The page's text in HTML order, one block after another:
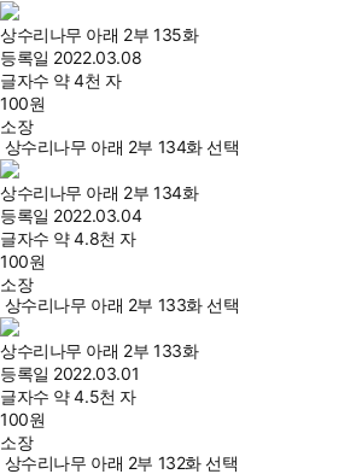
상수리나무 아래 2부 135화
등록일 2022.03.08
글자수 약 4천 자
100원
소장
상수리나무 아래 2부 134화 선택
상수리나무 아래 2부 134화
등록일 2022.03.04
글자수 약 4.8천 자
100원
소장
상수리나무 아래 2부 133화 선택
상수리나무 아래 2부 133화
등록일 2022.03.01
글자수 약 4.5천 자
100원
소장
상수리나무 아래 2부 132화 선택